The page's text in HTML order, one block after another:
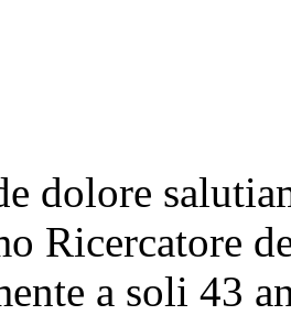
dolore
Ricercatore
a soli 43